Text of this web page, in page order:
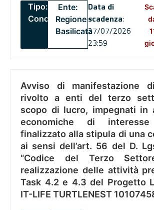
Tipo:
Concorsi
Ente:
Regione
Basilicata
Data di
scadenza:
27/07/2026
23:59
Avviso di manifestazione
rivolto a enti del terzo
scopo di lucro, impegnati in
economiche di interesse
finalizzato alla stipula di una
ai sensi dell’art. 56 del D.
“Codice del Terzo
realizzazione delle attività
Task 4.2 e 4.3 del Progetto
IT-LIFE TURTLENEST